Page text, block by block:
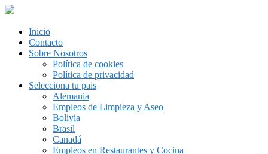
Inicio
Contacto
Sobre Nosotros
Política de cookies
Política de privacidad
Selecciona tu pais
Alemania
Empleos de Limpieza y Aseo
Bolivia
Brasil
Canadá
Empleos en Restaurantes y Cocina